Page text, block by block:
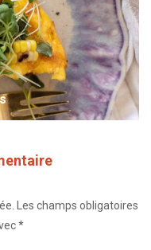
Les champs obligatoires
*